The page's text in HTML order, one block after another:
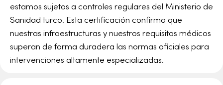
estamos sujetos a controles regulares del Ministerio de
Sanidad turco. Esta certificación confirma que
nuestras infraestructuras y nuestros requisitos médicos
superan de forma duradera las normas oficiales para
intervenciones altamente especializadas.